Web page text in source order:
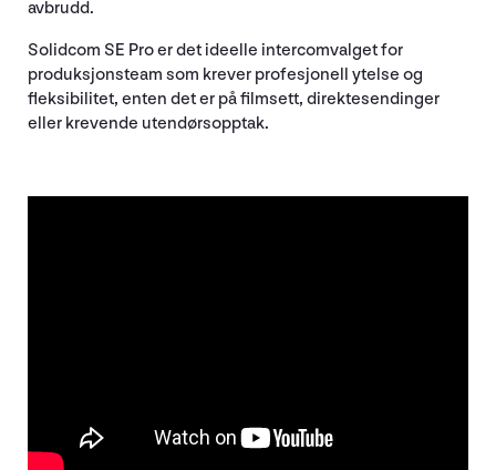
avbrudd.
Solidcom SE Pro er det ideelle intercomvalget for
produksjonsteam som krever profesjonell ytelse og
fleksibilitet, enten det er på filmsett, direktesendinger
eller krevende utendørsopptak.